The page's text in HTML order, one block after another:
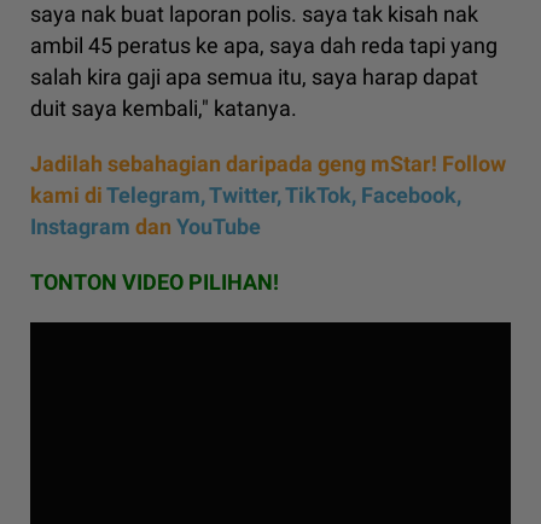
saya nak buat laporan polis. saya tak kisah nak
ambil 45 peratus ke apa, saya dah reda tapi yang
salah kira gaji apa semua itu, saya harap dapat
duit saya kembali," katanya.
Jadilah sebahagian daripada geng mStar! Follow
kami diTelegram,Twitter,TikTok, Facebook,
Instagram dan YouTube
TONTON VIDEO PILIHAN!